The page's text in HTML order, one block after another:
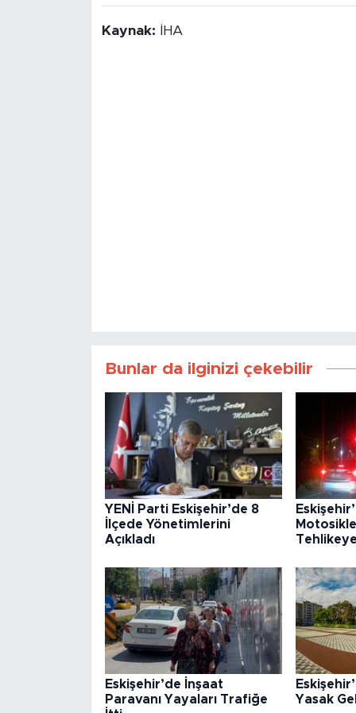
Kaynak: İHA
Bunlar da ilginizi çekebilir
YENİ Parti Eskişehir’de 8
İlçede Yönetimlerini
Açıkladı
Eskişehir’de İnşaat
Paravanı Yayaları Trafiğe
Yasak